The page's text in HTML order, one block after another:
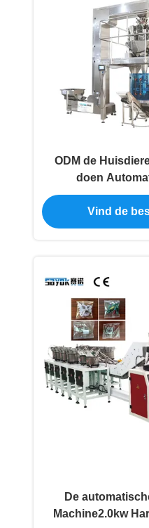
ODM de
doen
die vullen
Vind de
De
Machine2.0kw